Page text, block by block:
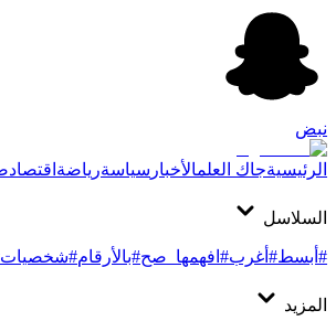
نبض
الرئيسيةجاك العلمالأخبار سياسةرياضةاقتصاد
السلاسل
#أبسط#أغرب#افهمها_صح#بالأرقام#شخصيات
المزيد